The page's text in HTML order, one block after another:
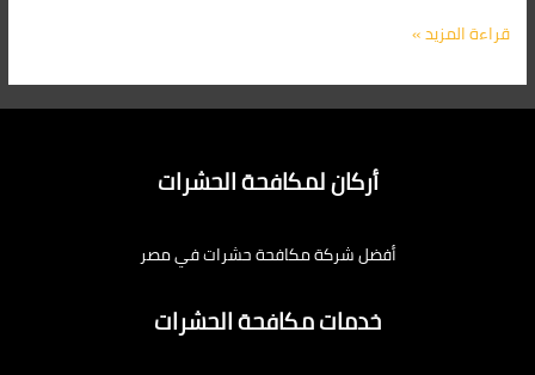
قراءة المزيد »
أركان لمكافحة الحشرات
أفضل شركة مكافحة حشرات في مصر
خدمات مكافحة الحشرات